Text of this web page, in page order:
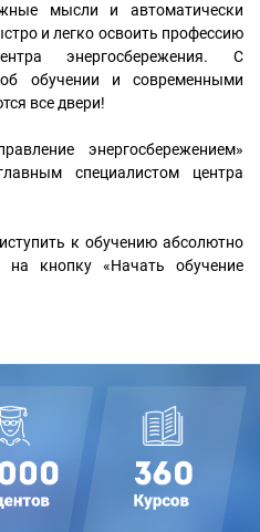
мысли и автоматически
и легко освоить профессию
энергосбережения. С
обучении и современными
все двери!
энергосбережением»
специалистом центра
к обучению абсолютно
кнопку «Начать обучение